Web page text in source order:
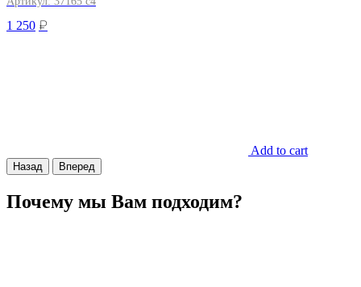
1 250 ₽
Add to cart
Назад Вперед
Почему мы Вам подходим?